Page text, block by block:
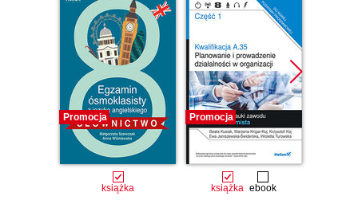
Promocja
książka
Promocja
książka ebook